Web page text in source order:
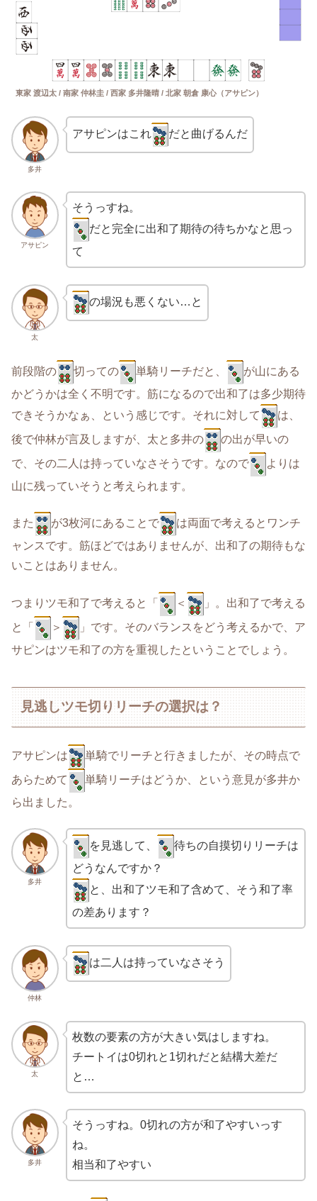
東家 渡辺太 / 南家 仲林圭 / 西家 多井隆晴 / 北家 朝倉 康心（アサピン）
多井
アサピンはこれ だと曲げるんだ
アサピン
そうっすね。
だと完全に出和了期待の待ちかなと思っ
て
太
の場況も悪くない…と
前段階の 切っての 単騎リーチだと、
が山にある
かどうかは全く不明です。筋になるので出和了は多少期待
できそうかなぁ、という感じです。それに対して
は、
後で仲林が言及しますが、太と多井の
の出が早いの
で、その二人は持っていなさそうです。なので
よりは
山に残っていそうと考えられます。
また が3枚河にあることで
は両面で考えるとワンチ
ャンスです。筋ほどではありませんが、出和了の期待もな
いことはありません。
つまりツモ和了で考えると「 ＜
」。出和了で考える
と「
＞
」です。そのバランスをどう考えるかで、ア
サピンはツモ和了の方を重視したということでしょう。
見逃しツモ切りリーチの選択は？
アサピンは
単騎でリーチと行きましたが、その時点で
あらためて
単騎リーチはどうか、という意見が多井か
ら出ました。
多井
を見逃して、
待ちの自摸切りリーチは
どうなんですか？
と、出和了ツモ和了含めて、そう和了率
の差あります？
仲林
は二人は持っていなさそう
太
枚数の要素の方が大きい気はしますね。
チートイは0切れと1切れだと結構大差だ
と…
多井
そうっすね。0切れの方が和了やすいっす
ね。
相当和了やすい